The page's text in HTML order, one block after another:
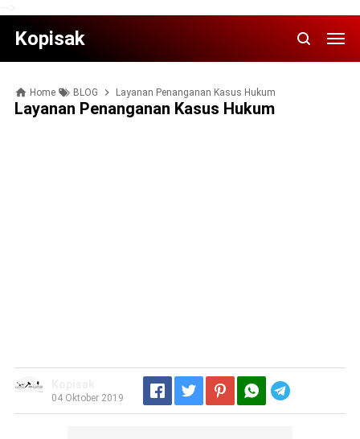
Kopisak
Home BLOG Layanan Penanganan Kasus Hukum
Layanan Penanganan Kasus Hukum
04 Oktober 2019